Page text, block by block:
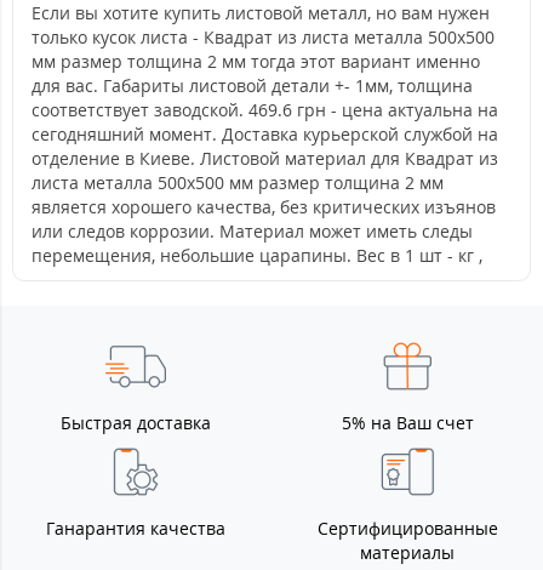
Если вы хотите купить листовой металл, но вам нужен
только кусок листа - Квадрат из листа металла 500х500
мм размер толщина 2 мм тогда этот вариант именно
для вас. Габариты листовой детали +- 1мм, толщина
соответствует заводской. 469.6 грн - цена актуальна на
сегодняшний момент. Доставка курьерской службой на
отделение в Киеве. Листовой материал для Квадрат из
листа металла 500х500 мм размер толщина 2 мм
является хорошего качества, без критических изъянов
или следов коррозии. Материал может иметь следы
перемещения, небольшие царапины. Вес в 1 шт - кг ,
Быстрая доставка 5% на Ваш счет
Ганарантия качества
Сертифицированные
материалы